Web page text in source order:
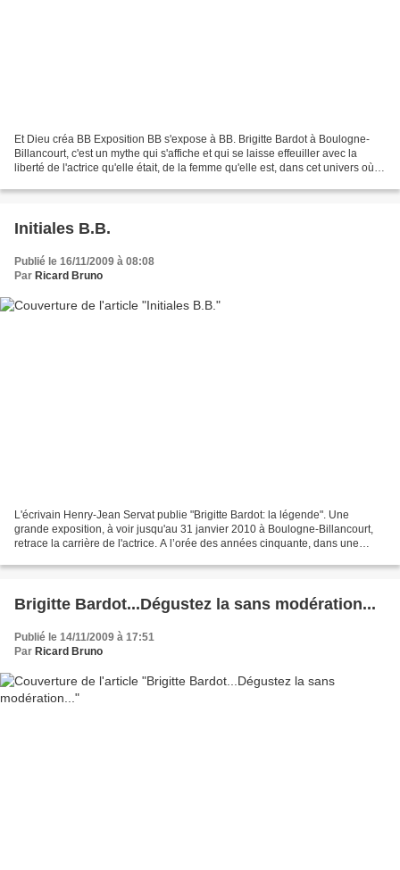
Et Dieu créa BB Exposition BB s'expose à BB. Brigitte Bardot à Boulogne-
Billancourt, c'est un mythe qui s'affiche et qui se laisse effeuiller avec la
liberté de l'actrice qu'elle était, de la femme qu'elle est, dans cet univers où
Initiales B.B.
Publié le 16/11/2009 à 08:08
Par Ricard Bruno
L'écrivain Henry-Jean Servat publie "Brigitte Bardot: la légende". Une
grande exposition, à voir jusqu'au 31 janvier 2010 à Boulogne-Billancourt,
retrace la carrière de l'actrice. A l’orée des années cinquante, dans une
Brigitte Bardot...Dégustez la sans modération...
Publié le 14/11/2009 à 17:51
Par Ricard Bruno